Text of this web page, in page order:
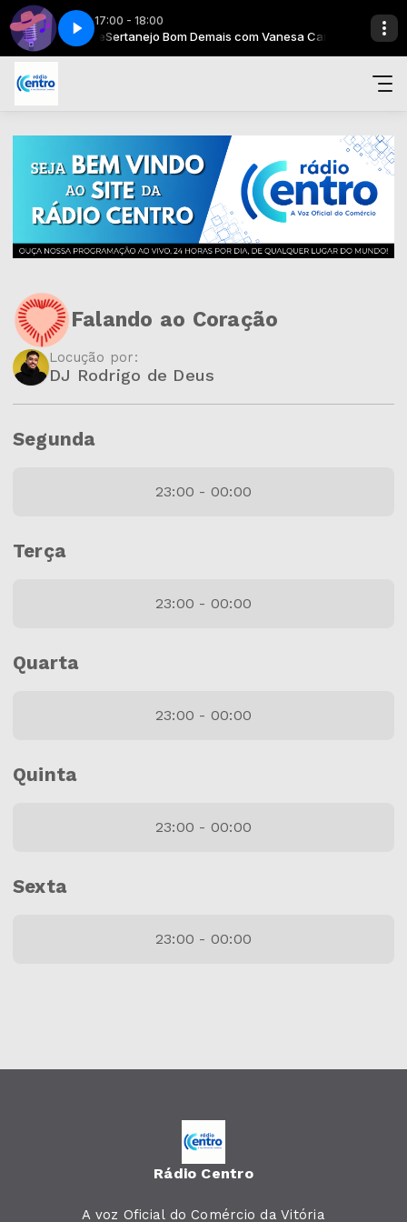
17:00 - 18:00
Carboine Sertanejo Bom Demais com Vanesa Carboine
Falando ao Coração
Locução por:
DJ Rodrigo de Deus
Segunda
23:00 - 00:00
Terça
23:00 - 00:00
Quarta
23:00 - 00:00
Quinta
23:00 - 00:00
Sexta
23:00 - 00:00
Rádio Centro
A voz Oficial do Comércio da Vitória